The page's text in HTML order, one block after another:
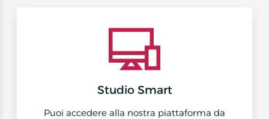
Studio Smart
Puoi accedere alla nostra piattaforma da